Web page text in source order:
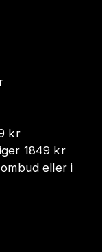
kr
1849 kr
eller i